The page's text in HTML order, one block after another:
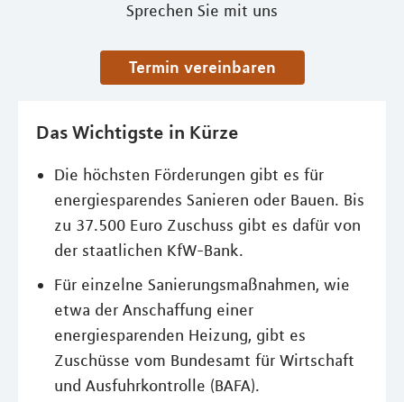
Sprechen Sie mit uns
Termin vereinbaren
Das Wichtigste in Kürze
Die höchsten Förderungen gibt es für
energiesparendes Sanieren oder Bauen. Bis
zu 37.500 Euro Zuschuss gibt es dafür von
der staatlichen KfW-Bank.
Für einzelne Sanierungsmaßnahmen, wie
etwa der Anschaffung einer
energiesparenden Heizung, gibt es
Zuschüsse vom Bundesamt für Wirtschaft
und Ausfuhrkontrolle (BAFA).